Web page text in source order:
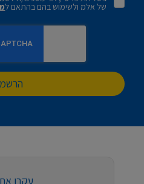
של אלמ ולשימוש בהם בהתאם ל
עקבו